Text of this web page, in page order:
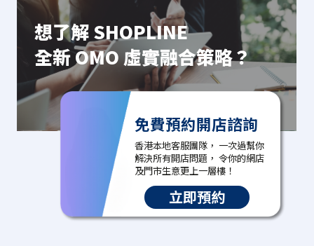
想了解 SHOPLINE
全新 OMO 虛實融合策略？
免費預約開店諮詢
香港本地客服團隊， 一次過幫你
解決所有開店問題， 令你的網店
及門市生意更上一層樓！
立即預約